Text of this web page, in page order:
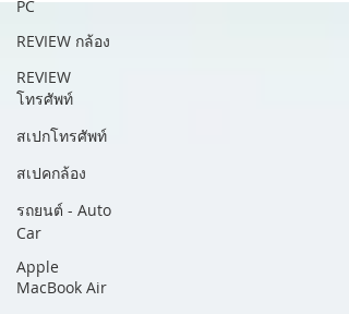
PC
REVIEW กล้อง
REVIEW
โทรศัพท์
สเปกโทรศัพท์
สเปคกล้อง
รถยนต์ - Auto
Car
Apple
MacBook Air